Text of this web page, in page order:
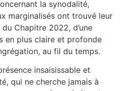
la synodalité,
marginalisés ont trouvé leur
Chapitre 2022, d’une
en plus claire et profonde
au fil du temps.
insaisissable et
qui ne cherche jamais à